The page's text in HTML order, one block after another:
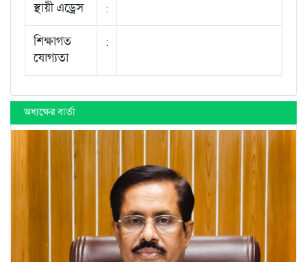
স্থায়ী এড্রেস :
শিক্ষাগত
যোগ্যতা
:
অধ্যক্ষের বার্তা